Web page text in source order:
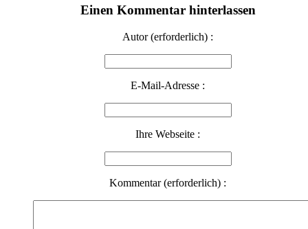
Einen Kommentar hinterlassen
Autor (erforderlich) :
E-Mail-Adresse :
Ihre Webseite :
Kommentar (erforderlich) :